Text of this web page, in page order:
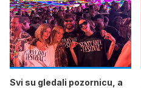
Svi su gledali pozornicu, a